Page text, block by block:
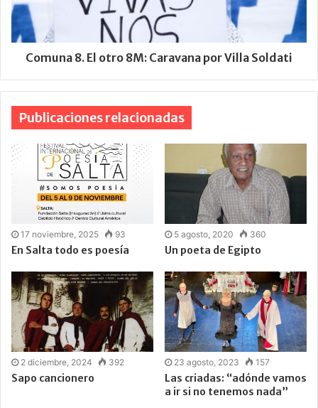
Comuna 8. El otro 8M: Caravana por Villa Soldati
Publicaciones relacionadas
17 noviembre, 2025 93
En Salta todo es poesía
5 agosto, 2020 360
Un poeta de Egipto
2 diciembre, 2024 392
Sapo cancionero
23 agosto, 2023 157
Las criadas: “adónde vamos
a ir si no tenemos nada”